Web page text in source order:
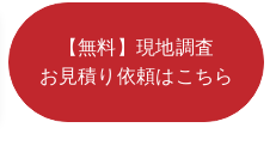
【無料】現地調査
お見積り依頼はこちら